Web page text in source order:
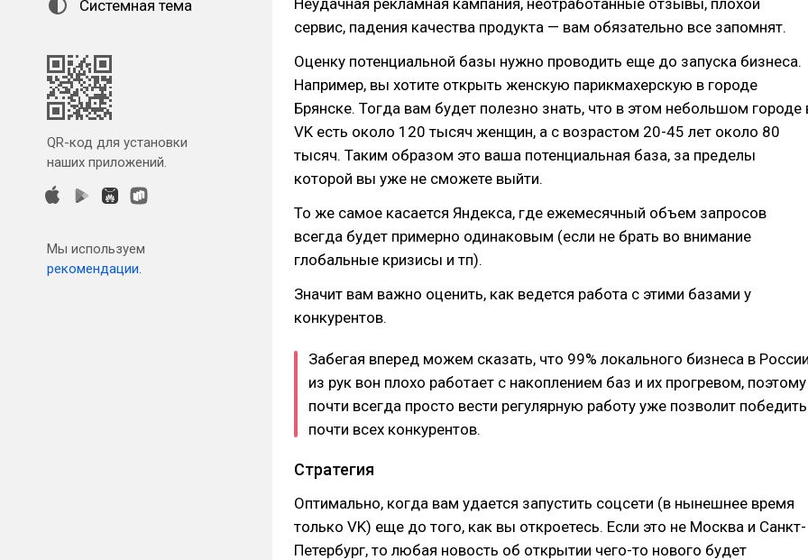
Системная тема
QR-код для установки
наших приложений.
Мы используем
рекомендации.
Неудачная рекламная кампания, неотработанные отзывы, плохой
сервис, падения качества продукта — вам обязательно все запомнят.
Оценку потенциальной базы нужно проводить еще до запуска бизнеса.
Например, вы хотите открыть женскую парикмахерскую в городе
Брянске. Тогда вам будет полезно знать, что в этом небольшом городе
VK есть около 120 тысяч женщин, а с возрастом 20-45 лет около 80
тысяч. Таким образом это ваша потенциальная база, за пределы
которой вы уже не сможете выйти.
То же самое касается Яндекса, где ежемесячный объем запросов
всегда будет примерно одинаковым (если не брать во внимание
глобальные кризисы и тп).
Значит вам важно оценить, как ведется работа с этими базами у
конкурентов.
Забегая вперед можем сказать, что 99% локального бизнеса в
из рук вон плохо работает с накоплением баз и их прогревом, поэтому
почти всегда просто вести регулярную работу уже позволит победить
почти всех конкурентов.
Стратегия
Оптимально, когда вам удается запустить соцсети (в нынешнее время
только VK) еще до того, как вы откроетесь. Если это не Москва и Санкт-
Петербург, то любая новость об открытии чего-то нового будет